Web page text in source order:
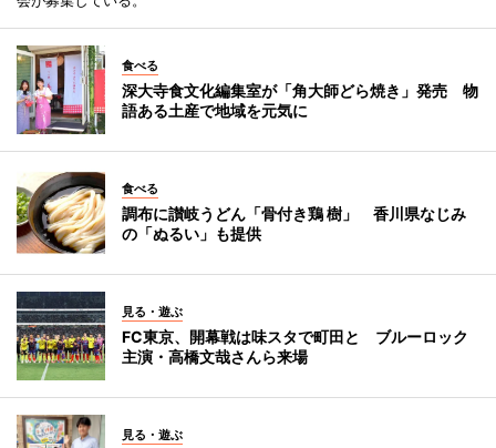
食べる
深大寺食文化編集室が「角大師どら焼き」発売 物
語ある土産で地域を元気に
食べる
調布に讃岐うどん「骨付き鶏 樹」 香川県なじみ
の「ぬるい」も提供
見る・遊ぶ
FC東京、開幕戦は味スタで町田と ブルーロック
主演・高橋文哉さんら来場
見る・遊ぶ